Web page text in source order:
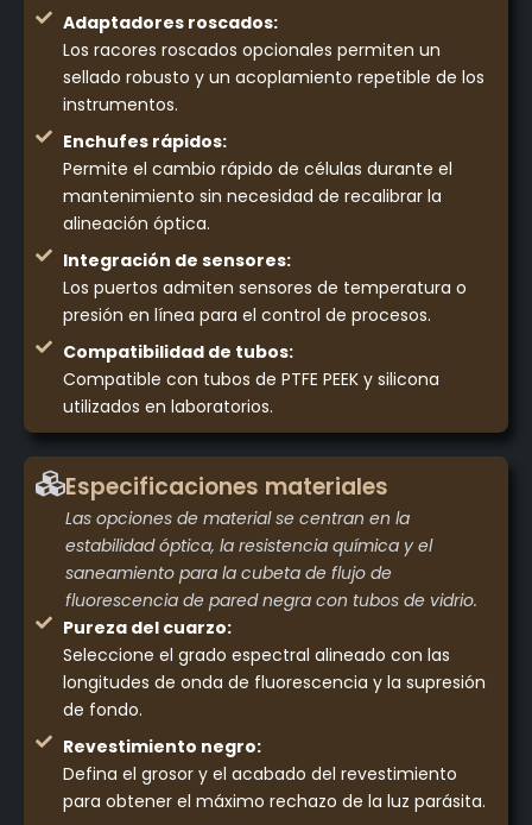
Adaptadores roscados:
Los racores roscados opcionales permiten un
sellado robusto y un acoplamiento repetible de los
instrumentos.
Enchufes rápidos:
Permite el cambio rápido de células durante el
mantenimiento sin necesidad de recalibrar la
alineación óptica.
Integración de sensores:
Los puertos admiten sensores de temperatura o
presión en línea para el control de procesos.
Compatibilidad de tubos:
Compatible con tubos de PTFE PEEK y silicona
utilizados en laboratorios.
Especificaciones materiales
Las opciones de material se centran en la
estabilidad óptica, la resistencia química y el
saneamiento para la cubeta de flujo de
fluorescencia de pared negra con tubos de vidrio.
Pureza del cuarzo:
Seleccione el grado espectral alineado con las
longitudes de onda de fluorescencia y la supresión
de fondo.
Revestimiento negro:
Defina el grosor y el acabado del revestimiento
para obtener el máximo rechazo de la luz parásita.